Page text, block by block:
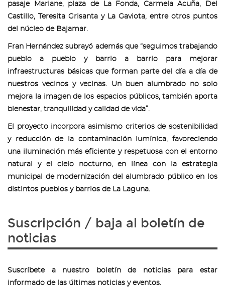
pasaje Mariane, plaza de La Fonda, Carmela Acuña, Del
Castillo, Teresita Grisanta y La Gaviota, entre otros puntos
del núcleo de Bajamar.
Fran Hernández subrayó además que “seguimos trabajando
pueblo a pueblo y barrio a barrio para mejorar
infraestructuras básicas que forman parte del día a día de
nuestros vecinos y vecinas. Un buen alumbrado no solo
mejora la imagen de los espacios públicos, también aporta
bienestar, tranquilidad y calidad de vida”.
El proyecto incorpora asimismo criterios de sostenibilidad
y reducción de la contaminación lumínica, favoreciendo
una iluminación más eficiente y respetuosa con el entorno
natural y el cielo nocturno, en línea con la estrategia
municipal de modernización del alumbrado público en los
distintos pueblos y barrios de La Laguna.
Suscripción / baja al boletín de
noticias
Suscríbete a nuestro boletín de noticias para estar
informado de las últimas noticias y eventos.